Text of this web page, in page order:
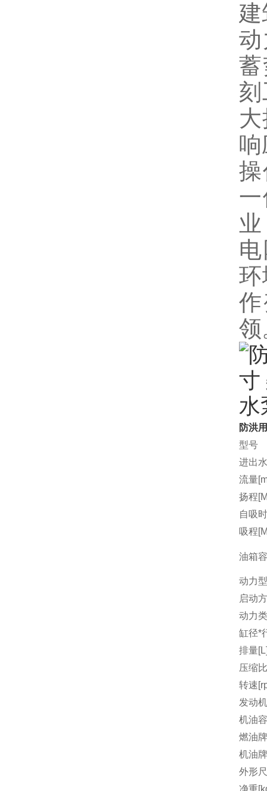
领
防洪
型号
进出
流量
扬程
自吸
吸程
油箱
动力
启动
动力
缸径*
排量
压缩比
转速
发动
机油
燃油
机油
外形
净重